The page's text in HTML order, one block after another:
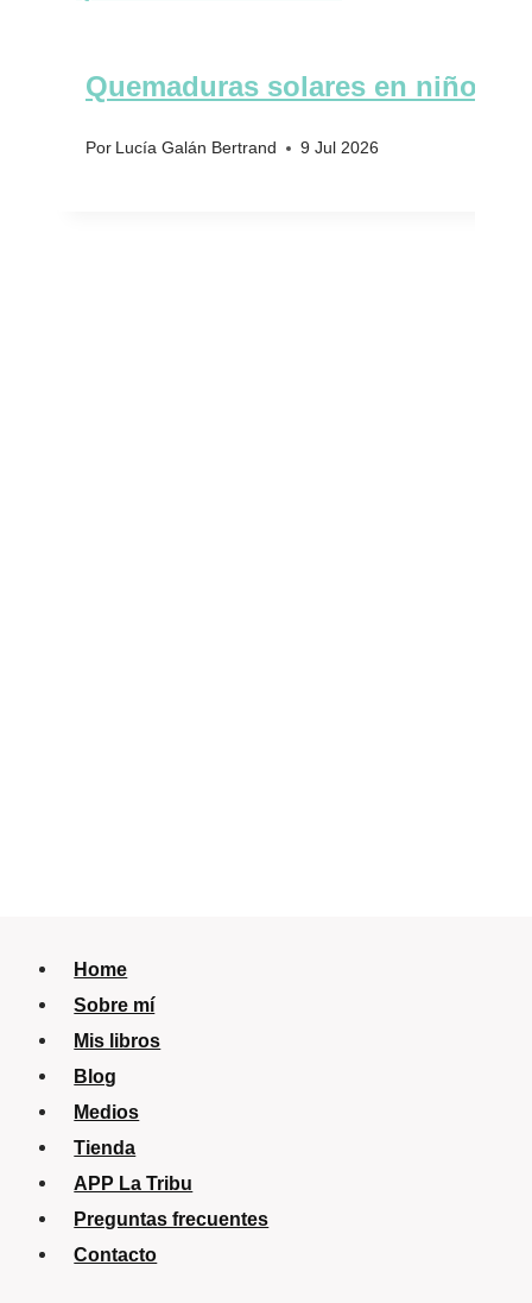
Quemaduras solares en niños
Por Lucía Galán Bertrand 9 Jul 2026
Home
Sobre mí
Mis libros
Blog
Medios
Tienda
APP La Tribu
Preguntas frecuentes
Contacto